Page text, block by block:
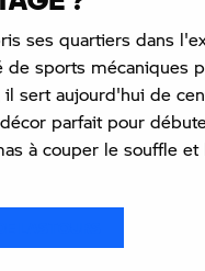
ses quartiers dans
sports mécaniques
sert aujourd'hui de
parfait pour
à couper le souffle